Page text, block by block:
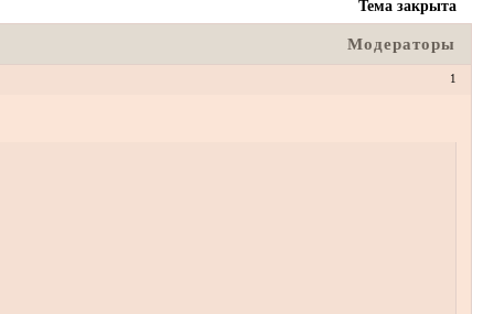
Модераторы
Тема закрыта
1